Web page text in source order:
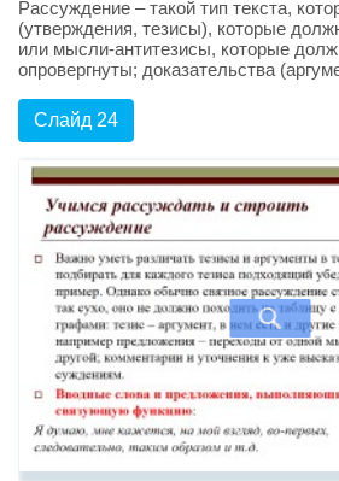
Рассуждение – такой тип текста,
(утверждения, тезисы), которые
или мысли-антитезисы, которые
опровергнуты; доказательства
Слайд 24